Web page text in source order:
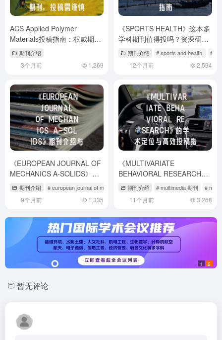
ACS Applied Polymer
Materials投稿指南：权威期
刊，投稿需谨慎
期刊介绍
3个月前 1,269
《SPORTS HEALTH》这本多
学科期刊值得投吗？资深研究
者教你避坑指南
期刊介绍 # sports and health. #
12个月前 2,594
《EUROPEAN JOURNAL OF
MECHANICS A-SOLIDS》期
刊介绍与投稿策略
期刊介绍 # european journal of mechanics a solids # european journal of soil
9个月前 1,335
《MULTIVARIATE
BEHAVIORAL RESEARCH》
的学术定位与高效投稿指南
期刊介绍 # multimedia 期刊 #
11个月前 3,268
1 2
暂无评论